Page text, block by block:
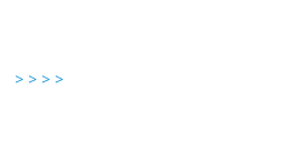
> > > >